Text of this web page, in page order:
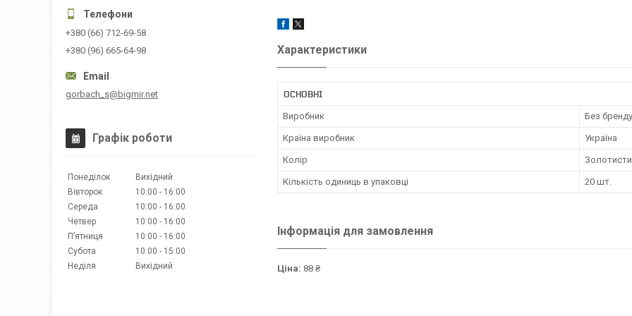
Характеристики
ОСНОВНІ
Виробник Без бренду
Країна виробник Україна
Колір
Кількість одиниць в упаковці 20 шт.
Інформація для замовлення
Ціна: 88 ₴
+380 (66) 712-69-58
+380 (96) 665-64-98
gorbach_s@bigmir.net
Графік роботи
Понеділок
Вихідний
Вівторок
10:00
16:00
Середа
10:00
16:00
Четвер
10:00
16:00
Пʼятниця
10:00
16:00
Субота
10:00
15:00
Неділя
Вихідний